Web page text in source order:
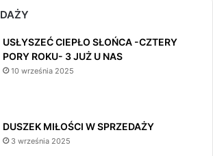
b
k
a
T
o
USŁYSZEĆ CIEPŁO SŁOŃCA -CZTERY
PORY ROKU- 3 JUŻ U NAS
10 września 2025
DUSZEK MIŁOŚCI W SPRZEDAŻY
3 września 2025